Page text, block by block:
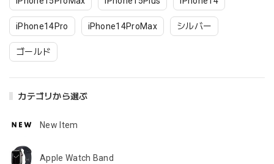
iPhone14Pro iPhone14ProMax シルバー
ゴールド
カテゴリから選ぶ
New Item
Apple Watch Band